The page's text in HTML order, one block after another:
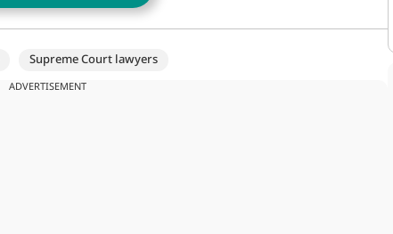
Supreme Court lawyers
ADVERTISEMENT